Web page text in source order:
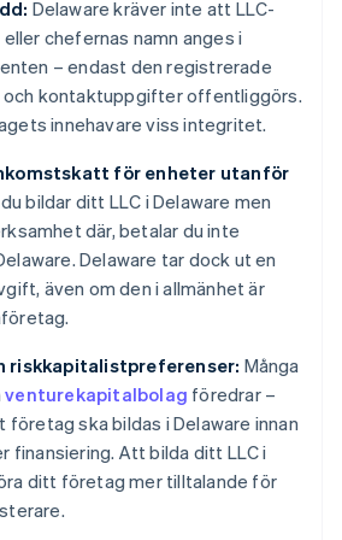
Delaware kräver inte att LLC-
chefernas namn anges i
– endast den registrerade
och kontaktuppgifter offentliggörs.
innehavare viss integritet.
för enheter utanför
bildar ditt LLC i Delaware men
där, betalar du inte
Delaware tar dock ut en
även om den i allmänhet är
riskkapitalistpreferenser: Många
venturekapitalbolag föredrar –
företag ska bildas i Delaware innan
finansiering. Att bilda ditt LLC i
ditt företag mer tilltalande för